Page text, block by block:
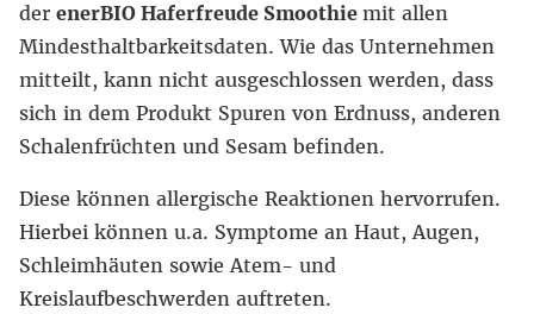
der enerBIO Haferfreude Smoothie mit allen
Mindesthaltbarkeitsdaten. Wie das Unternehmen
mitteilt, kann nicht ausgeschlossen werden, dass
sich in dem Produkt Spuren von Erdnuss, anderen
Schalenfrüchten und Sesam befinden.
Diese können allergische Reaktionen hervorrufen.
Hierbei können u.a. Symptome an Haut, Augen,
Schleimhäuten sowie Atem- und
Kreislaufbeschwerden auftreten.